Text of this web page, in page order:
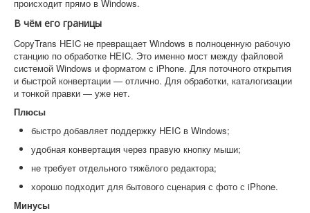
происходит прямо в Windows.
В чём его границы
CopyTrans HEIC не превращает Windows в полноценную рабочую
станцию по обработке HEIC. Это именно мост между файловой
системой Windows и форматом с iPhone. Для поточного открытия
и быстрой конвертации — отлично. Для обработки, каталогизации
и тонкой правки — уже нет.
Плюсы
быстро добавляет поддержку HEIC в Windows;
удобная конвертация через правую кнопку мыши;
не требует отдельного тяжёлого редактора;
хорошо подходит для бытового сценария с фото с iPhone.
Минусы